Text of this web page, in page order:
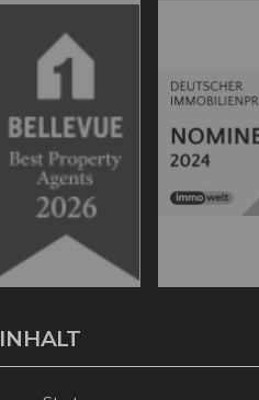
INHALT